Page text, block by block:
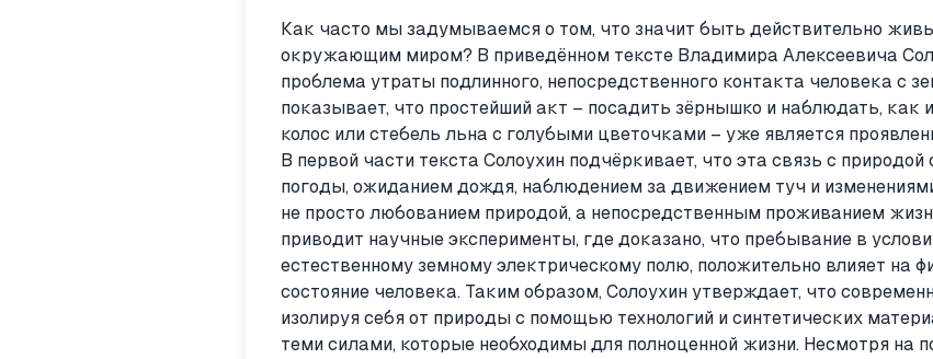
Как часто мы задумываемся о том, что значит быть действительно
окружающим миром? В приведённом тексте Владимира Алексеевича
проблема утраты подлинного, непосредственного контакта человека с
показывает, что простейший акт – посадить зёрнышко и наблюдать, как
колос или стебель льна с голубыми цветочками – уже является
В первой части текста Солоухин подчёркивает, что эта связь с
погоды, ожиданием дождя, наблюдением за движением туч и
не просто любованием природой, а непосредственным проживанием
приводит научные эксперименты, где доказано, что пребывание в
естественному земному электрическому полю, положительно влияет на
состояние человека. Таким образом, Солоухин утверждает, что
изолируя себя от природы с помощью технологий и синтетических
теми силами, которые необходимы для полноценной жизни. Несмотря на